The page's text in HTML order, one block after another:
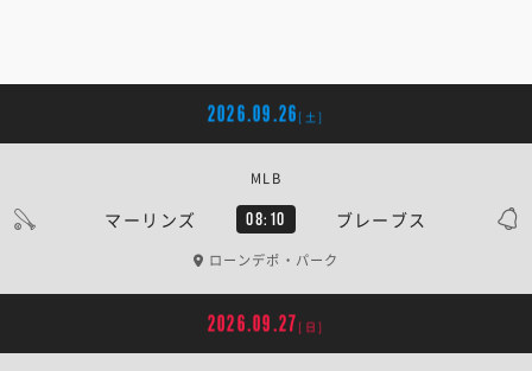
2026.09.26 [土]
マーリンズ 08:10 ブレーブス
MLB
ローンデポ・パーク
2026.09.27 [日]